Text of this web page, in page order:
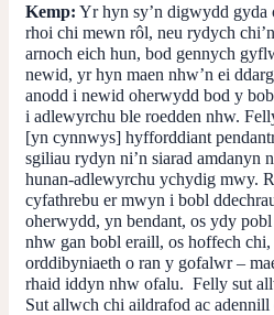
Kemp: Yr hyn sy’n digwydd
rhoi chi mewn rôl, neu rydych
arnoch eich hun, bod gennych
newid, yr hyn maen nhw’n ei
anodd i newid oherwydd bod y
i adlewyrchu ble roedden nhw.
[yn cynnwys] hyfforddiant
sgiliau rydyn ni’n siarad amdanyn
hunan-adlewyrchu ychydig mwy.
cyfathrebu er mwyn i bobl
oherwydd, yn bendant, os ydy
nhw gan bobl eraill, os hoffech
orddibyniaeth o ran y gofalwr –
rhaid iddyn nhw ofalu. Felly sut
Sut allwch chi aildrafod ac adennill